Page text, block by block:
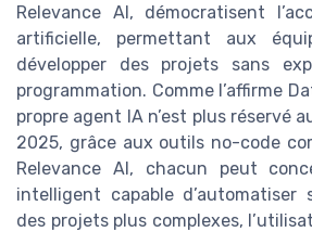
Relevance AI, démocratisent
artificielle, permettant aux
développer des projets sans
programmation. Comme l’affirme
propre agent IA n’est plus réservé
2025, grâce aux outils no-code
Relevance AI, chacun peut
intelligent capable d’automatiser
des projets plus complexes,